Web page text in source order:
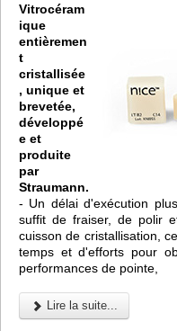
Vitrocéram
ique
entièremen
t
cristallisée
, unique et
brevetée,
développé
e et
produite
par
Straumann.
- Un délai d'exécution
suffit de fraiser, de polir
cuisson de cristallisation,
temps et d'efforts pour
performances de pointe,
Lire la suite...